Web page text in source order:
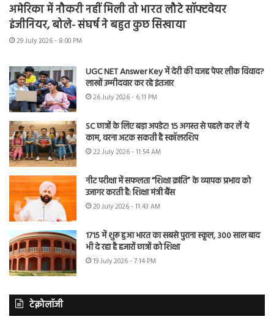
अमेरिका में नौकरी नहीं मिली तो भारत लौटे सॉफ्टवेयर
इंजीनियर, बोले- संघर्ष ने बहुत कुछ सिखाया
29 July 2026 - 8:00 PM
UGC NET Answer Key में देरी की वजह पेपर लीक विवाद?
लाखों उम्मीदवार कर रहे इंतजार
26 July 2026 - 6:11 PM
SC छात्रों के लिए बड़ा अपडेट! 15 अगस्त से पहले कर लें ये
काम, वरना अटक सकती है स्कॉलरशिप
22 July 2026 - 11:54 AM
नीट परीक्षा में सफलता “शिक्षा क्रांति” के व्यापक प्रभाव को
उजागर करती है: शिक्षा मंत्री बैंस
20 July 2026 - 11:43 AM
1715 में शुरू हुआ भारत का सबसे पुराना स्कूल, 300 साल बाद
भी दे रहा है हजारों छात्रों को शिक्षा
19 July 2026 - 7:14 PM
टेक्नोलॉजी